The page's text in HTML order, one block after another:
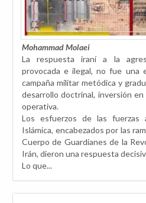
Mohammad Molaei
La respuesta iraní a la
provocada e ilegal, no fue una
campaña militar metódica y
desarrollo doctrinal, inversión
operativa.
Los esfuerzos de las fuerzas
Islámica, encabezados por las
Cuerpo de Guardianes de la
Irán, dieron una respuesta
Lo que...